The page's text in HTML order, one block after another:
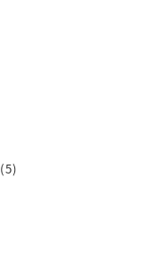
(5)